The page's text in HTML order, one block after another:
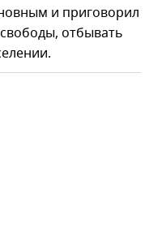
и приговорил
отбывать